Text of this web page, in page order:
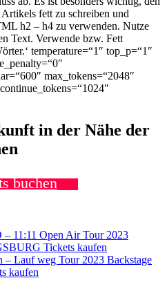
fett zu schreiben und
h2 – h4 zu verwenden. Nutze
Text. Verwende bzw. Fett
temperature=“1″ top_p=“1″
max_tokens=“2048″
in der Nähe der
buchen
– 11:11 Open Air Tour 2023
Tickets kaufen
– Lauf weg Tour 2023 Backstage
kaufen